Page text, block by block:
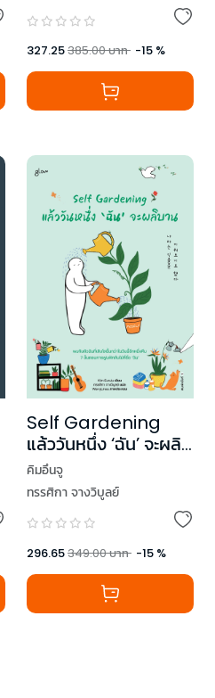
327.25385.00บาท -15 %
Self Gardening
แล้ววันหนึ่ง ‘ฉัน’ จะผลิ
บาน
คิมอึนจู
ทรรศิกา จางวิบูลย์
296.65349.00บาท -15 %